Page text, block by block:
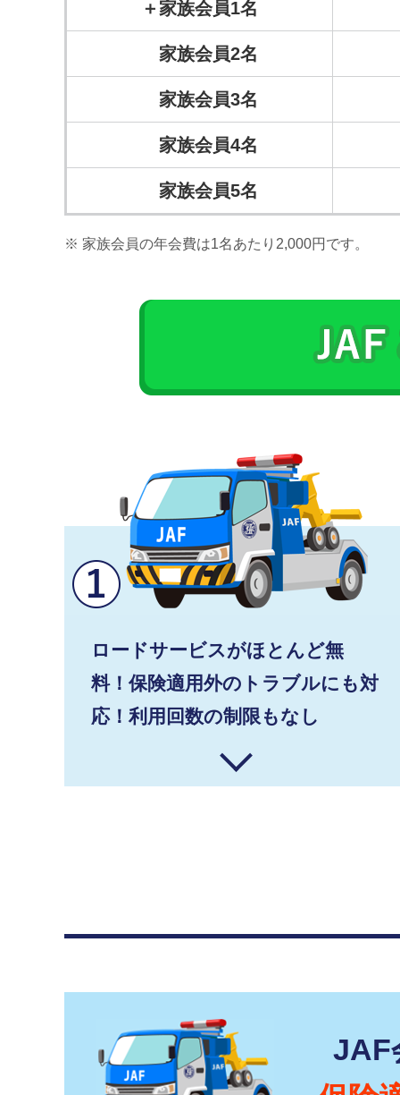
＋家族会員1名
家族会員2名
家族会員3名
家族会員4名
家族会員5名
家族会員の年会費は1名あたり2,000円です。
ロードサービスがほとんど無
料！保険適用外のトラブルにも対
応！利用回数の制限もなし
JAF